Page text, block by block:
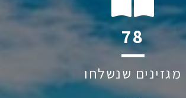
111
מגזינים שנשלחו